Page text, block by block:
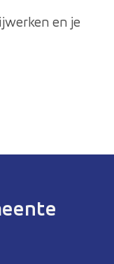
en je